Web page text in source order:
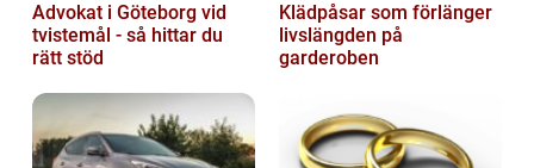
Advokat i Göteborg vid
tvistemål - så hittar du
rätt stöd
Klädpåsar som förlänger
livslängden på
garderoben